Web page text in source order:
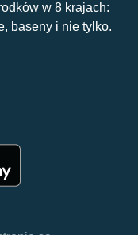
w 8 krajach:
baseny i nie tylko.